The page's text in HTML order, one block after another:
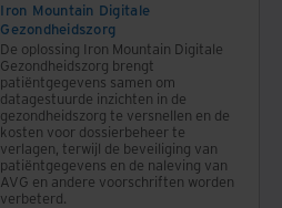
Iron Mountain Digitale
Gezondheidszorg
De oplossing Iron Mountain Digitale
Gezondheidszorg brengt
patiëntgegevens samen om
datagestuurde inzichten in de
gezondheidszorg te versnellen en de
kosten voor dossierbeheer te
verlagen, terwijl de beveiliging van
patiëntgegevens en de naleving van
AVG en andere voorschriften worden
verbeterd.